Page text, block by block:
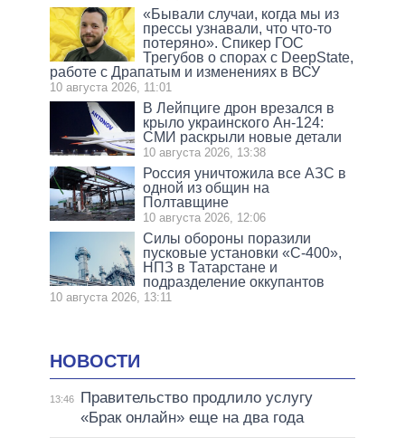
«Бывали случаи, когда мы из
прессы узнавали, что что-то
потеряно». Спикер ГОС
Трегубов о спорах с DeepState,
работе с Драпатым и изменениях в ВСУ
10 августа 2026, 11:01
В Лейпциге дрон врезался в
крыло украинского Ан-124:
СМИ раскрыли новые детали
10 августа 2026, 13:38
Россия уничтожила все АЗС в
одной из общин на
Полтавщине
10 августа 2026, 12:06
Силы обороны поразили
пусковые установки «С-400»,
НПЗ в Татарстане и
подразделение оккупантов
10 августа 2026, 13:11
НОВОСТИ
13:46
Правительство продлило услугу
«Брак онлайн» еще на два года